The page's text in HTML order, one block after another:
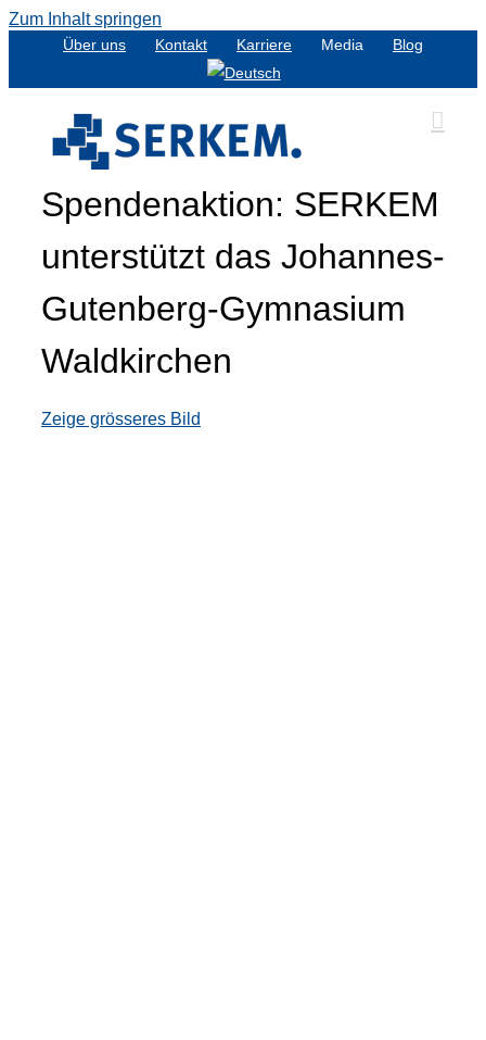
Zum Inhalt springen
Über uns Kontakt Karriere Media Blog
Zeige grösseres Bild
Spendenaktion: SERKEM
unterstützt das Johannes-
Gutenberg-Gymnasium
Waldkirchen